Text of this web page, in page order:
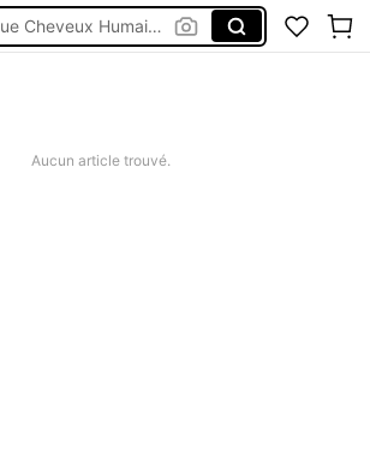
Perruque Cheveux Humain Sans Colle
Aucun article trouvé.